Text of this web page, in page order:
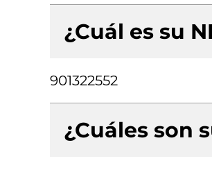
¿Cuál es su
901322552
¿Cuáles son